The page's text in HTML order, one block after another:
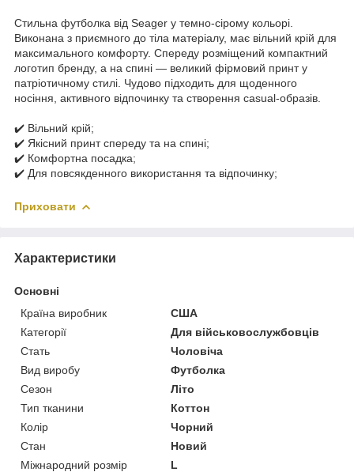
Стильна футболка від Seager у темно-сірому кольорі.
Виконана з приємного до тіла матеріалу, має вільний крій для
максимального комфорту. Спереду розміщений компактний
логотип бренду, а на спині — великий фірмовий принт у
патріотичному стилі. Чудово підходить для щоденного
носіння, активного відпочинку та створення casual-образів.
✔️ Вільний крій;
✔️ Якісний принт спереду та на спині;
✔️ Комфортна посадка;
✔️ Для повсякденного використання та відпочинку;
Приховати
Характеристики
Основні
Країна виробник
США
Категорії
Для військовослужбовців
Стать
Чоловіча
Вид виробу
Футболка
Сезон
Літо
Тип тканини
Коттон
Колір
Чорний
Стан
Новий
Міжнародний розмір
L